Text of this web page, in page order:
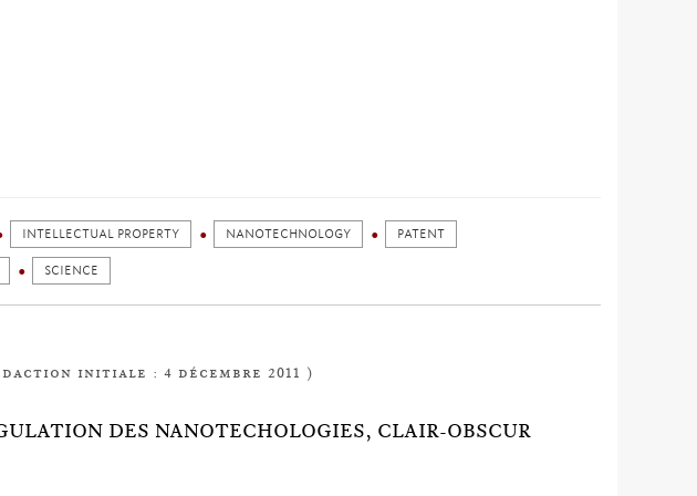
INTELLECTUAL PROPERTY NANOTECHNOLOGY PATENT
SCIENCE
initiale : 4 décembre 2011 )
DES NANOTECHOLOGIES, CLAIR-OBSCUR